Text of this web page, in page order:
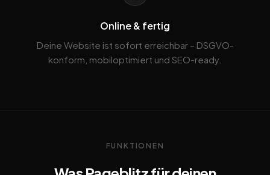
Online & fertig
Deine Website ist sofort erreichbar – DSGVO-
konform, mobiloptimiert und SEO-ready.
FUNKTIONEN